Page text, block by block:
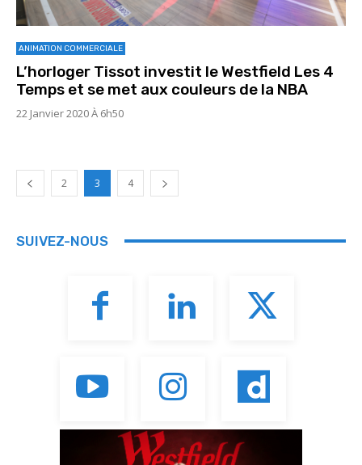
ANIMATION COMMERCIALE
L’horloger Tissot investit le Westfield Les 4
Temps et se met aux couleurs de la NBA
22 Janvier 2020 À 6h50
2 3 4
SUIVEZ-NOUS